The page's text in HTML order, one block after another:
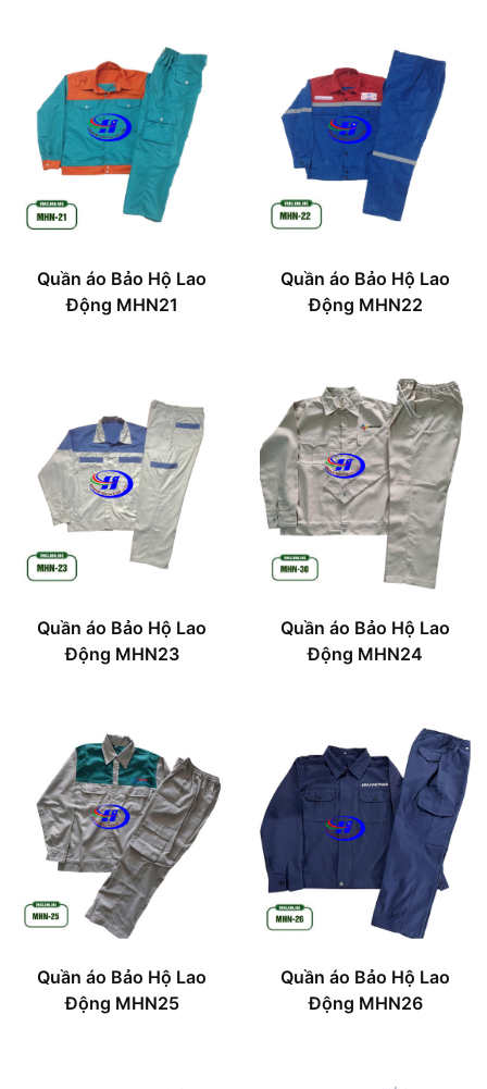
Quần áo Bảo Hộ Lao
Động MHN21
Quần áo Bảo Hộ Lao
Động MHN22
Quần áo Bảo Hộ Lao
Động MHN23
Quần áo Bảo Hộ Lao
Động MHN24
Quần áo Bảo Hộ Lao
Động MHN25
Quần áo Bảo Hộ Lao
Động MHN26